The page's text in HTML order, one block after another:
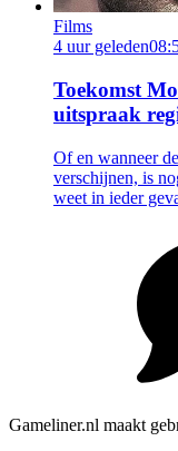
Films
4 uur geleden
Toekomst
uitspraak
Of en wanneer
verschijnen, is
weet in ieder
Gameliner.nl maakt